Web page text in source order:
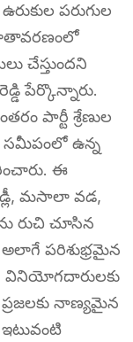
పరుగుల
చేస్తుందని
పేర్కొన్నారు.
పార్టీ శ్రేణుల
సమీపంలో ఉన్న
ఈ
మసాలా వడ,
రుచి చూసిన
పరిశుభ్రమైన
వినియోగదారులకు
నాణ్యమైన
ఇటువంటి